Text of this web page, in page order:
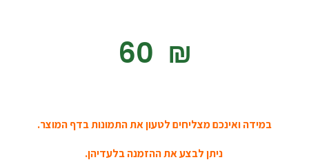
‎60 ₪
במידה ואינכם מצליחים לטעון את התמונות בדף המוצר.
ניתן לבצע את ההזמנה בלעדיהן.